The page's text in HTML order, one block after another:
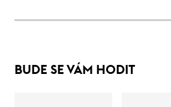
BUDE SE VÁM HODIT